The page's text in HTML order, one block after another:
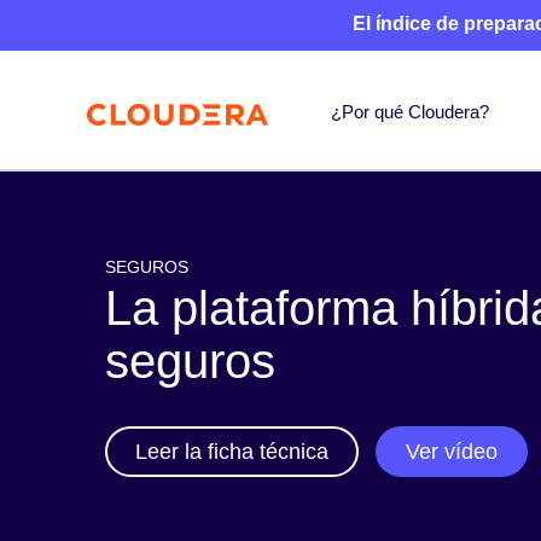
El índice de
¿Por qué Cloudera?
SEGUROS
La plataforma
seguros
Leer la ficha técnica Ver vídeo